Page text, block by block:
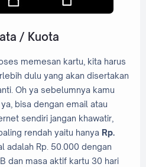
/ Kuota
memesan kartu, kita harus
dulu yang akan disertakan
Oh ya sebelumnya kamu
bisa dengan email atau
sendiri jangan khawatir,
rendah yaitu hanya Rp.
adalah Rp. 50.000 dengan
dan masa aktif kartu 30 hari